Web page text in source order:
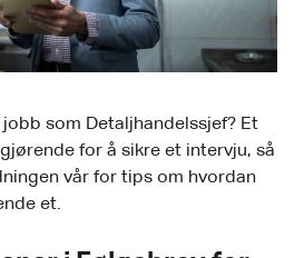
som Detaljhandelssjef? Et
for å sikre et intervju, så
vår for tips om hvordan
et.